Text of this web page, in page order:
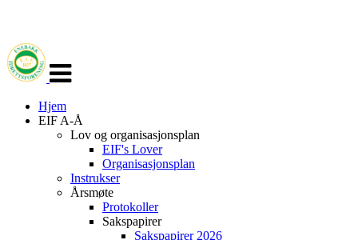
navigasjon
Hjem
EIF A-Å
Lov og organisasjonsplan
EIF's Lover
Organisasjonsplan
Instrukser
Årsmøte
Protokoller
Sakspapirer
Sakspapirer 2026